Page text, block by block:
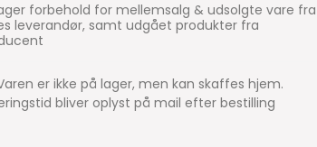
forbehold for mellemsalg & udsolgte vare fra
leverandør, samt udgået produkter fra
er ikke på lager, men kan skaffes hjem.
bliver oplyst på mail efter bestilling